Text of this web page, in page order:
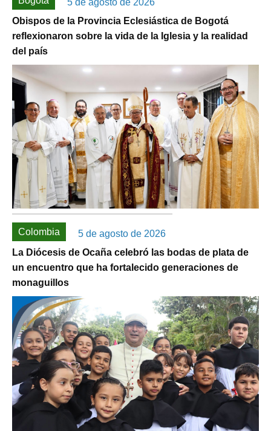
5 de agosto de 2026
Obispos de la Provincia Eclesiástica de Bogotá
reflexionaron sobre la vida de la Iglesia y la realidad
del país
Colombia
5 de agosto de 2026
La Diócesis de Ocaña celebró las bodas de plata de
un encuentro que ha fortalecido generaciones de
monaguillos